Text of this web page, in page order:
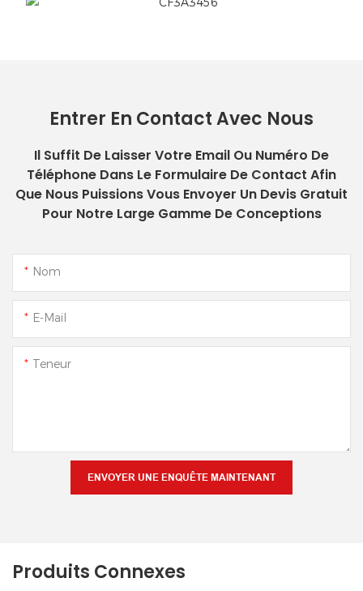
Entrer En Contact Avec Nous
Il Suffit De Laisser Votre Email Ou Numéro De
Téléphone Dans Le Formulaire De Contact Afin
Que Nous Puissions Vous Envoyer Un Devis Gratuit
Pour Notre Large Gamme De Conceptions
Nom
E-Mail
Teneur
ENVOYER UNE ENQUÊTE MAINTENANT
Produits Connexes